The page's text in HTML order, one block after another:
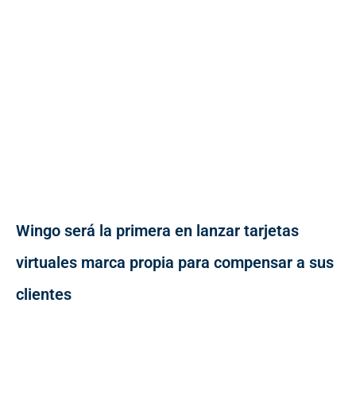
Wingo será la primera en lanzar tarjetas
virtuales marca propia para compensar a sus
clientes